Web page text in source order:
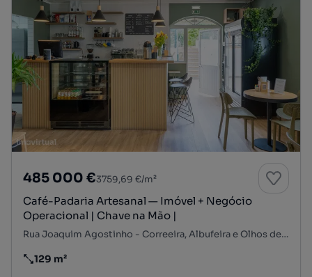
485 000 €3759,69 €/m²
Café-Padaria Artesanal — Imóvel + Negócio
Operacional | Chave na Mão |
Rua Joaquim Agostinho - Correeira, Albufeira e Olhos de Água, Albufeira, Faro
Preço por metro quadrado
129 m²